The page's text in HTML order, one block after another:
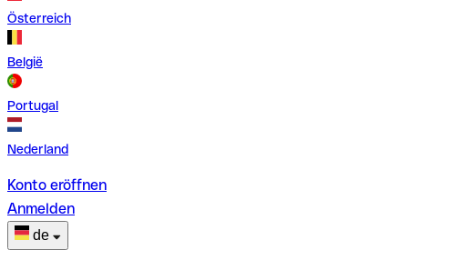
Österreich
België
Portugal
Nederland
Konto eröffnen
Anmelden
de